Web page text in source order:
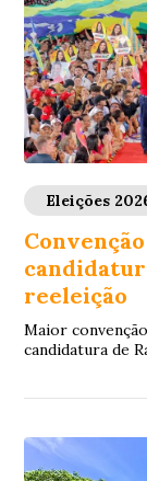
Eleições
reeleição
Maior
candidatura de